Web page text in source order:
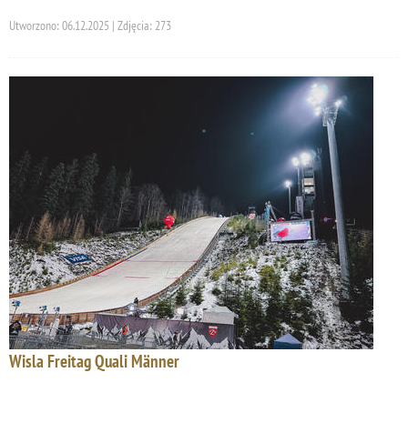
Utworzono: 06.12.2025 | Zdjęcia: 273
Wisla Freitag Quali Männer